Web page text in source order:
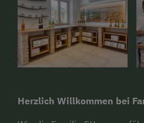
Herzlich Willkommen bei